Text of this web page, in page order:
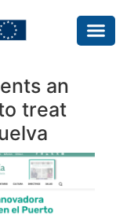
an
treat